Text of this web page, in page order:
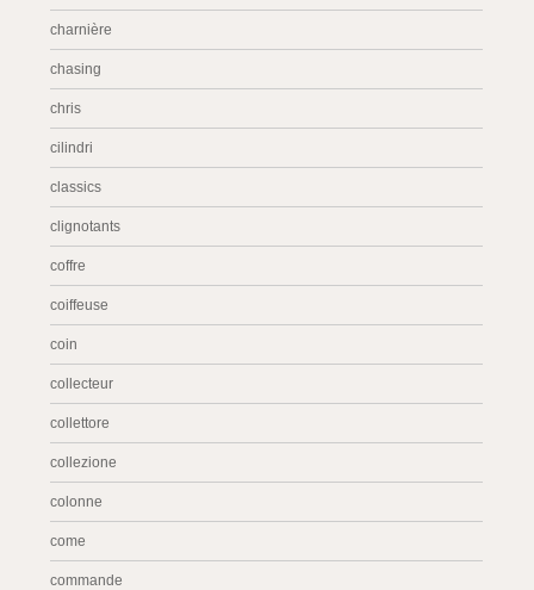
charnière
chasing
chris
cilindri
classics
clignotants
coffre
coiffeuse
coin
collecteur
collettore
collezione
colonne
come
commande